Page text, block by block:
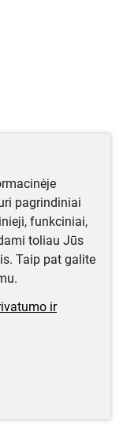
pagrindiniai
funkciniai,
toliau Jūs
Taip pat galite
ir